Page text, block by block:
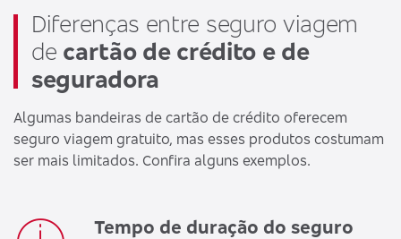
Diferenças entre seguro viagem
de cartão de crédito e de
seguradora
Algumas bandeiras de cartão de crédito oferecem
seguro viagem gratuito, mas esses produtos costumam
ser mais limitados. Confira alguns exemplos.
Tempo de duração do seguro